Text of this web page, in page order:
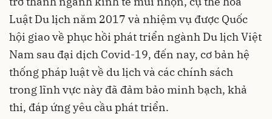
Luật Du lịch năm 2017 và nhiệm vụ được Quốc
hội giao về phục hồi phát triển ngành Du lịch Việt
Nam sau đại dịch Covid-19, đến nay, cơ bản hệ
thống pháp luật về du lịch và các chính sách
trong lĩnh vực này đã đảm bảo minh bạch, khả
thi, đáp ứng yêu cầu phát triển.